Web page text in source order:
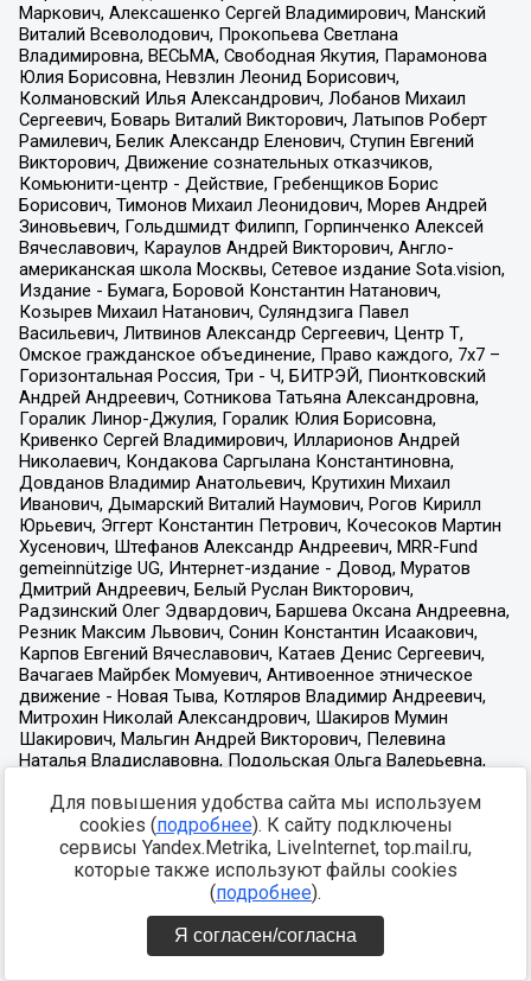
Для повышения удобства сайта мы используем
cookies (подробнее). К сайту подключены
сервисы Yandex.Metrika, LiveInternet, top.mail.ru,
которые также используют файлы cookies
(подробнее).
Я согласен/согласна